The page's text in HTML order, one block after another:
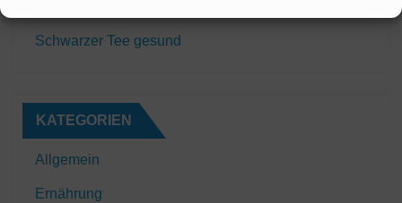
Schwarzer Tee gesund
KATEGORIEN
Allgemein
Ernährung